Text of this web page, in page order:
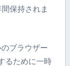
保持されま
ブラウザー
るために一時